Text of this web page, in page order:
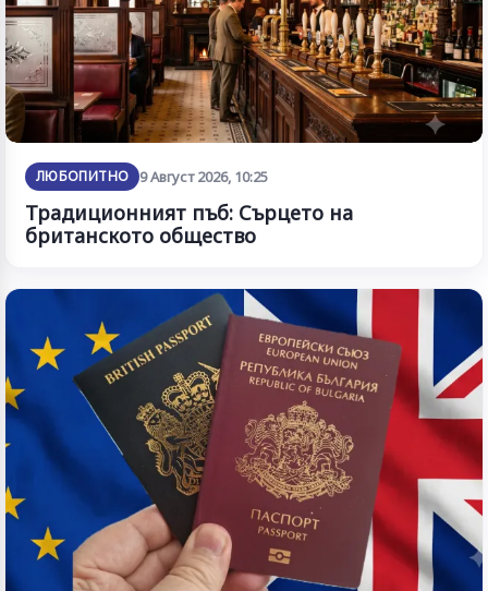
ЛЮБОПИТНО 9 Август 2026, 10:25
Традиционният пъб: Сърцето на
британското общество